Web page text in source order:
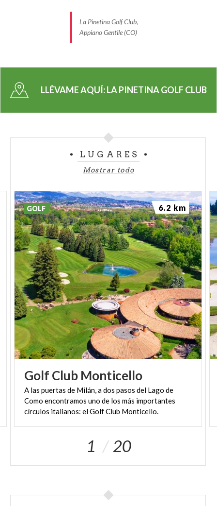
La Pinetina Golf Club,
Appiano Gentile (CO)
LLÉVAME AQUÍ:LA PINETINA GOLF CLUB
LUGARES
Mostrar todo
Golf Club Monticello
A las puertas de Milán, a dos pasos del Lago de
Como encontramos uno de los más importantes
círculos italianos: el Golf Club Monticello.
GOLF 6.2 km
1 20